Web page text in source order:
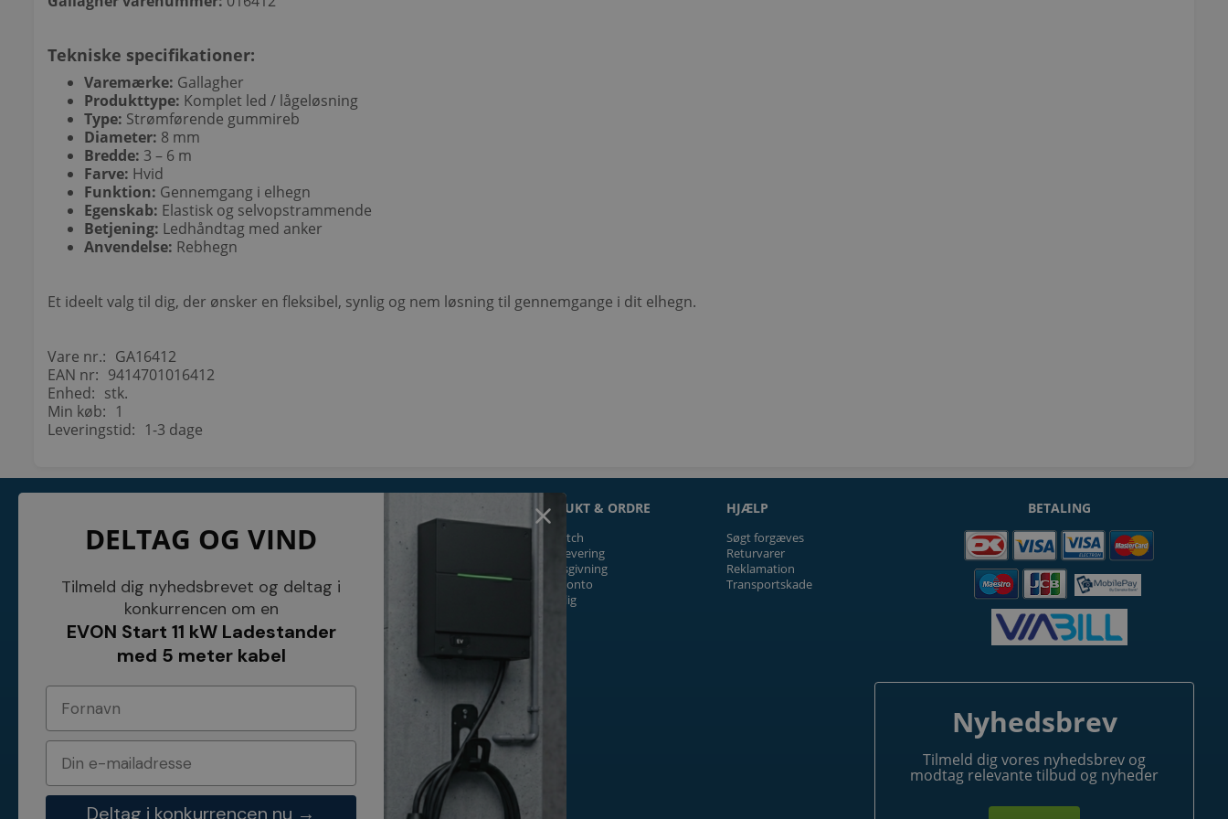
Tekniske specifikationer:
Varemærke: Gallagher
Produkttype: Komplet led / lågeløsning
Type: Strømførende gummireb
Diameter: 8 mm
Bredde: 3 – 6 m
Farve: Hvid
Funktion: Gennemgang i elhegn
Egenskab: Elastisk og selvopstrammende
Betjening: Ledhåndtag med anker
Anvendelse: Rebhegn
Et ideelt valg til dig, der ønsker en fleksibel, synlig og nem løsning til gennemgange i dit elhegn.
Vare nr.: GA16412
EAN nr: 9414701016412
Enhed: stk.
Min køb: 1
Leveringstid: 1-3 dage
NETSALG EL & VVS APS
Søndergårdsvej 44
Danmark
E-mail: info@elvvs.dk
Åbningstider
Bankoplysninger
Privatlivspolitik
PRODUKT & ORDRE
Prismatch
Fragt/levering
Tilbudsgivning
Firmakonto
Offentlig
HJÆLP
Søgt forgæves
Returvarer
Reklamation
Transportskade
BETALING
Nyhedsbrev
Tilmeld dig vores nyhedsbrev og
modtag relevante tilbud og nyheder
DELTAG OG VIND
Tilmeld dig nyhedsbrevet og deltag i
konkurrencen om en
EVON Start 11 kW Ladestander
med 5 meter kabel
Deltag i konkurrencen nu →